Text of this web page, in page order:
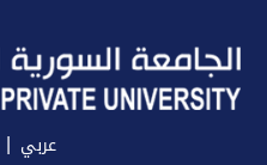
| عربي